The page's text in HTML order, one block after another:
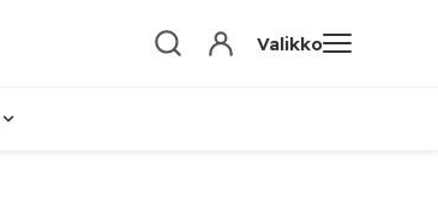
Valikko